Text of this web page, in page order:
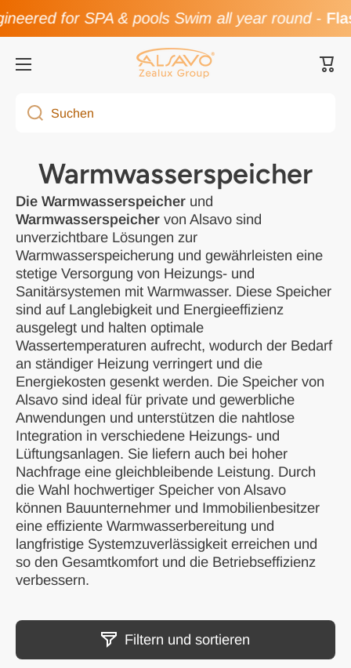
Direkt zum Inhalt
for SPA & pools Swim all year round-
Suchen
Warmwasserspeicher
Die Warmwasserspeicher und
Warmwasserspeicher von Alsavo sind
unverzichtbare Lösungen zur
Warmwasserspeicherung und gewährleisten eine
stetige Versorgung von Heizungs- und
Sanitärsystemen mit Warmwasser. Diese Speicher
sind auf Langlebigkeit und Energieeffizienz
ausgelegt und halten optimale
Wassertemperaturen aufrecht, wodurch der Bedarf
an ständiger Heizung verringert und die
Energiekosten gesenkt werden. Die Speicher von
Alsavo sind ideal für private und gewerbliche
Anwendungen und unterstützen die nahtlose
Integration in verschiedene Heizungs- und
Lüftungsanlagen. Sie liefern auch bei hoher
Nachfrage eine gleichbleibende Leistung. Durch
die Wahl hochwertiger Speicher von Alsavo
können Bauunternehmer und Immobilienbesitzer
eine effiziente Warmwasserbereitung und
langfristige Systemzuverlässigkeit erreichen und
so den Gesamtkomfort und die Betriebseffizienz
verbessern.
Filtern und sortieren